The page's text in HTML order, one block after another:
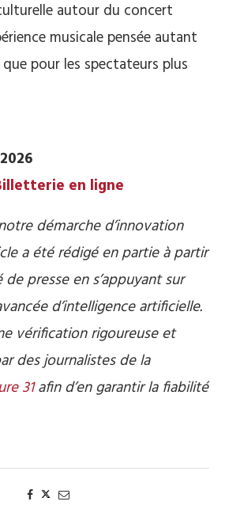
autour du concert
musicale pensée autant
pour les spectateurs plus
en ligne
démarche d’innovation
a été rédigé en partie à partir
presse en s’appuyant sur
d’intelligence artificielle.
vérification rigoureuse et
des journalistes de la
31afin d’en garantir la fiabilité